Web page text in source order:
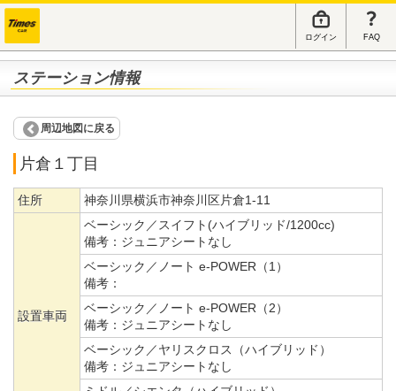
ログイン FAQ
ステーション情報
周辺地図に戻る
片倉１丁目
住所 神奈川県横浜市神奈川区片倉1-11
設置車両
ベーシック／スイフト(ハイブリッド/1200cc)
備考： ジュニアシートなし
ベーシック／ノート e-POWER（1）
備考：
ベーシック／ノート e-POWER（2）
備考： ジュニアシートなし
ベーシック／ヤリスクロス（ハイブリッド）
備考： ジュニアシートなし